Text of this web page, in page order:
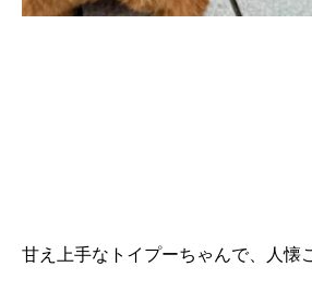
甘え上手なトイプーちゃんで、人懐